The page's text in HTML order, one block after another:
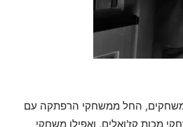
משחקים, החל ממשחקי הרפתקה עם
מכות קז'ואלים, ואפילו משחקי